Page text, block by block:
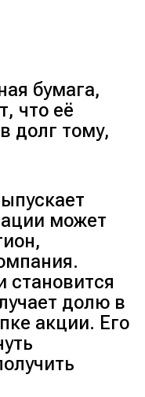
бумага,
что её
долг тому,
может
становится
долю в
акции. Его